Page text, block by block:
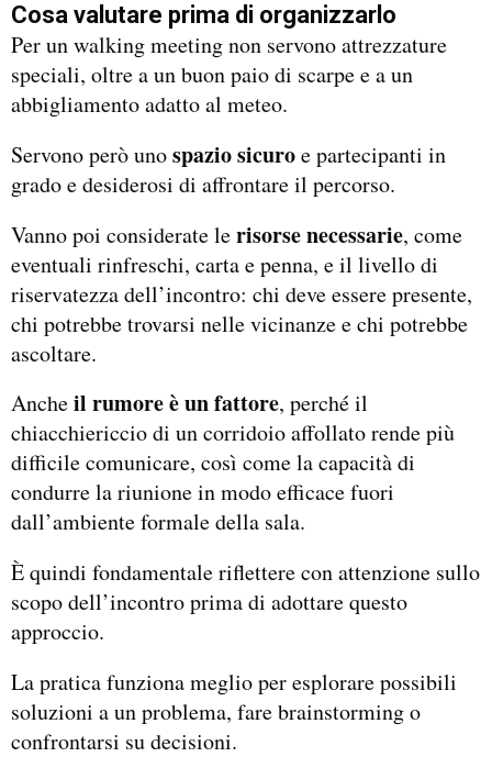
Cosa valutare prima di organizzarlo
Per un walking meeting non servono attrezzature
speciali, oltre a un buon paio di scarpe e a un
abbigliamento adatto al meteo.
Servono però unospazio sicuroe partecipanti in
grado e desiderosi di affrontare il percorso.
Vanno poi considerate lerisorse necessarie, come
eventuali rinfreschi, carta e penna, e il livello di
riservatezza dell’incontro: chi deve essere presente,
chi potrebbe trovarsi nelle vicinanze e chi potrebbe
ascoltare.
Ancheil rumore è un fattore, perché il
chiacchiericcio di un corridoio affollato rende più
difficile comunicare, così come la capacità di
condurre la riunione in modo efficace fuori
dall’ambiente formale della sala.
È quindi fondamentale riflettere con attenzione sullo
scopo dell’incontro prima di adottare questo
approccio.
La pratica funziona meglio per esplorare possibili
soluzioni a un problema, fare brainstorming o
confrontarsi su decisioni.